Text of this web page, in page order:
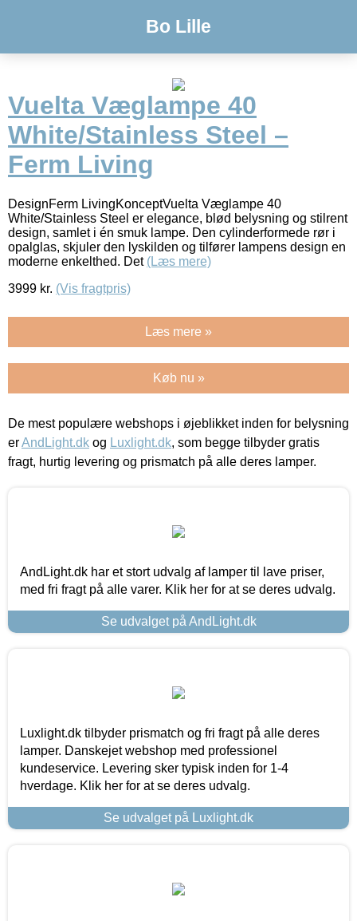
Bo Lille
Vuelta Væglampe 40
White/Stainless Steel –
Ferm Living
DesignFerm LivingKonceptVuelta Væglampe 40
White/Stainless Steel er elegance, blød belysning og stilrent
design, samlet i én smuk lampe. Den cylinderformede rør i
opalglas, skjuler den lyskilden og tilfører lampens design en
moderne enkelthed. Det (Læs mere)
3999 kr. (Vis fragtpris)
Læs mere »
Køb nu »
De mest populære webshops i øjeblikket inden for belysning
erAndLight.dk og Luxlight.dk, som begge tilbyder gratis
fragt, hurtig levering og prismatch på alle deres lamper.
AndLight.dk har et stort udvalg af lamper til lave priser,
med fri fragt på alle varer. Klik her for at se deres udvalg.
Se udvalget på AndLight.dk
Luxlight.dk tilbyder prismatch og fri fragt på alle deres
lamper. Danskejet webshop med professionel
kundeservice. Levering sker typisk inden for 1-4
hverdage. Klik her for at se deres udvalg.
Se udvalget på Luxlight.dk